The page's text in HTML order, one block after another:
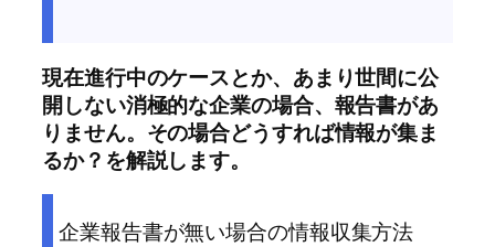
現在進行中のケースとか、あまり世間に公
開しない消極的な企業の場合、報告書があ
りません。その場合どうすれば情報が集ま
るか？を解説します。
企業報告書が無い場合の情報収集方法